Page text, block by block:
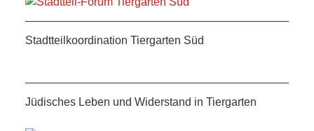
Stadtteilkoordination Tiergarten Süd
Jüdisches Leben und Widerstand in Tiergarten